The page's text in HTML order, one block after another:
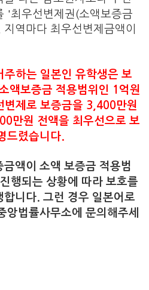
'최우선변제권(소액보증금
역마다 최우선변제금액이
하는 일본인 유학생은 보
액보증금 적용범위인 1억원
변제로 보증금을 3,400만원
만원 전액을 최우선으로 보
드렸습니다.
액이 소액 보증금 적용범
행​되는 상황에 따라 보호를
니다. 그런 경우 일본어로
앙법률사무소에 문의해주세